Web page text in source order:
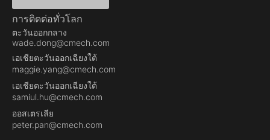
การติดต่อทั่วโลก
ตะวันออกกลาง
wade.dong@cmech.com
เอเชียตะวันออกเฉียงใต้
maggie.yang@cmech.com
เอเชียตะวันออกเฉียงใต้
samiul.hu@cmech.com
ออสเตรเลีย
peter.pan@cmech.com